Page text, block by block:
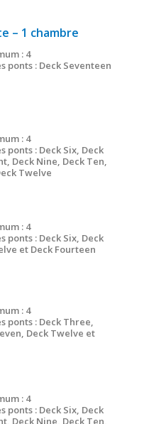
– 1 chambre
: 4
ponts : Deck Seventeen
: 4
ponts : Deck Six, Deck
Deck Nine, Deck Ten,
Twelve
: 4
ponts : Deck Six, Deck
et Deck Fourteen
: 4
ponts : Deck Three,
Deck Twelve et
: 4
ponts : Deck Six, Deck
Deck Nine, Deck Ten,